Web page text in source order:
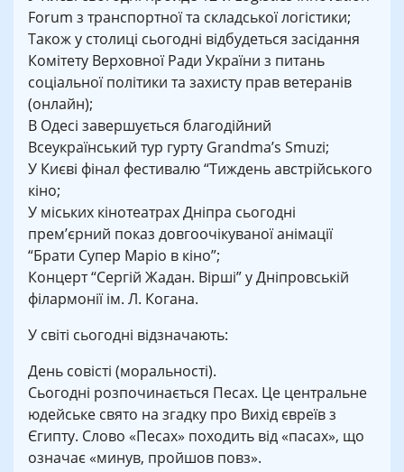
Forum з транспортної та складської логістики;
Також у столиці сьогодні відбудеться засідання
Комітету Верховної Ради України з питань
соціальної політики та захисту прав ветеранів
(онлайн);
В Одесі завершується благодійний
Всеукраїнський тур гурту Grandma’s Smuzi;
У Києві фінал фестивалю “Тиждень австрійського
кіно;
У міських кінотеатрах Дніпра сьогодні
прем’єрний показ довгоочікуваної анімації
“Брати Супер Маріо в кіно”;
Концерт “Сергій Жадан. Вірші” у Дніпровській
філармонії ім. Л. Когана.
У світі сьогодні відзначають:
День совісті (моральності).
Сьогодні розпочинається Песах. Це центральне
юдейське свято на згадку про Вихід євреїв з
Єгипту. Слово «Песах» походить від «пасах», що
означає «минув, пройшов повз».